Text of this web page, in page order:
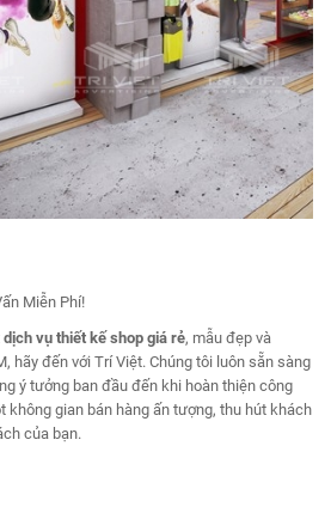
Miễn Phí!
dịch vụ thiết kế shop giá rẻ, mẫu đẹp và
hãy đến với Trí Việt. Chúng tôi luôn sẵn sàng
ý tưởng ban đầu đến khi hoàn thiện công
không gian bán hàng ấn tượng, thu hút khách
của bạn.